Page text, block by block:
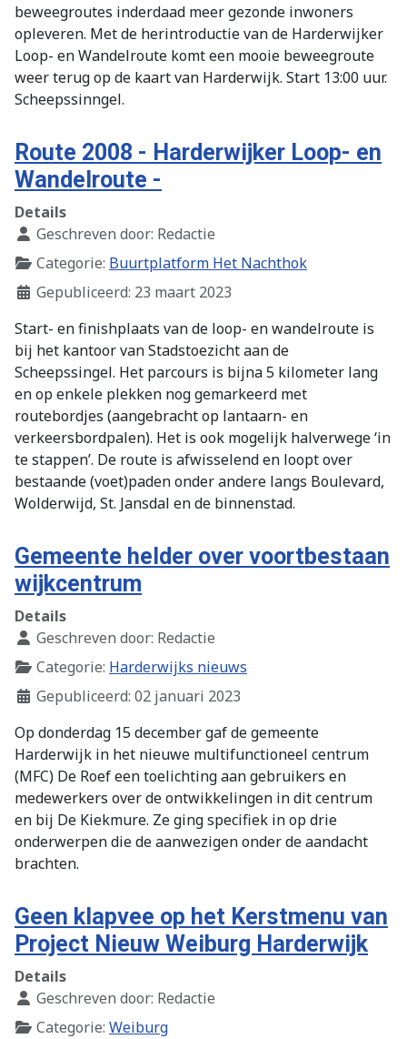
beweegroutes inderdaad meer gezonde inwoners
opleveren. Met de herintroductie van de Harderwijker
Loop- en Wandelroute komt een mooie beweegroute
weer terug op de kaart van Harderwijk. Start 13:00 uur.
Scheepssinngel.
Route 2008 - Harderwijker Loop- en
Wandelroute -
Details
Geschreven door: Redactie
Categorie: Buurtplatform Het Nachthok
Gepubliceerd: 23 maart 2023
Start- en finishplaats van de loop- en wandelroute is
bij het kantoor van Stadstoezicht aan de
Scheepssingel. Het parcours is bijna 5 kilometer lang
en op enkele plekken nog gemarkeerd met
routebordjes (aangebracht op lantaarn- en
verkeersbordpalen). Het is ook mogelijk halverwege ‘in
te stappen’. De route is afwisselend en loopt over
bestaande (voet)paden onder andere langs Boulevard,
Wolderwijd, St. Jansdal en de binnenstad.
Gemeente helder over voortbestaan
wijkcentrum
Details
Geschreven door: Redactie
Categorie: Harderwijks nieuws
Gepubliceerd: 02 januari 2023
Op donderdag 15 december gaf de gemeente
Harderwijk in het nieuwe multifunctioneel centrum
(MFC) De Roef een toelichting aan gebruikers en
medewerkers over de ontwikkelingen in dit centrum
en bij De Kiekmure. Ze ging specifiek in op drie
onderwerpen die de aanwezigen onder de aandacht
brachten.
Geen klapvee op het Kerstmenu van
Project Nieuw Weiburg Harderwijk
Details
Geschreven door: Redactie
Categorie: Weiburg